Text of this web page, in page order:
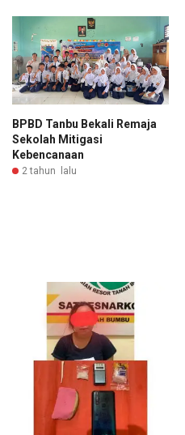
BPBD Tanbu Bekali Remaja
Sekolah Mitigasi
Kebencanaan
2 tahun lalu